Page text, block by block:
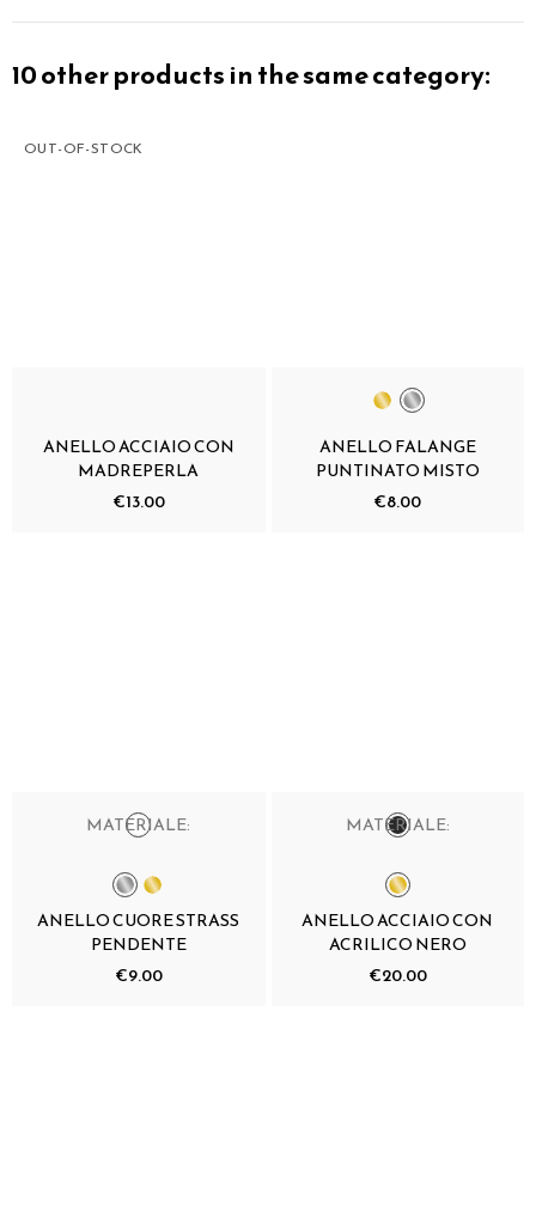
10 other products in the same category:
OUT-OF-STOCK
ANELLO ACCIAIO CON
MADREPERLA
€13.00
ANELLO FALANGE
PUNTINATO MISTO
€8.00
MATERIALE:
ANELLO CUORE STRASS
PENDENTE
€9.00
MATERIALE:
ANELLO ACCIAIO CON
ACRILICO NERO
€20.00